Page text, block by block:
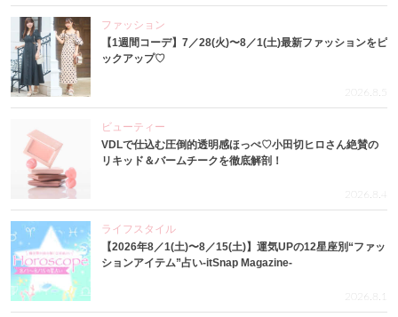
ファッション
【1週間コーデ】7／28(火)〜8／1(土)最新ファッションをピ
ックアップ♡
2026.8.5
ビューティー
VDLで仕込む圧倒的透明感ほっぺ♡小田切ヒロさん絶賛の
リキッド＆バームチークを徹底解剖！
2026.8.4
ライフスタイル
【2026年8／1(土)〜8／15(土)】運気UPの12星座別“ファッ
ションアイテム”占い-itSnap Magazine-
2026.8.1